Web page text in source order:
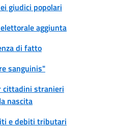
giudici popolari
aggiunta
di fatto
sanguinis"
cittadini stranieri
nascita
e debiti tributari